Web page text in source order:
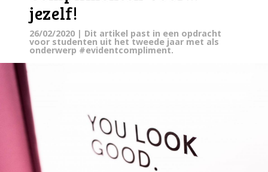
jezelf!
26/02/2020 | Dit artikel past in een opdracht
voor studenten uit het tweede jaar met als
onderwerp #evidentcompliment.